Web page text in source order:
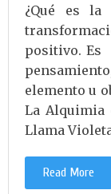
¿Qué es
positivo. Es
elemento u
La Alquimia
Llama
Read More